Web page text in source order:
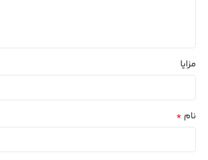
مزایا
نام *